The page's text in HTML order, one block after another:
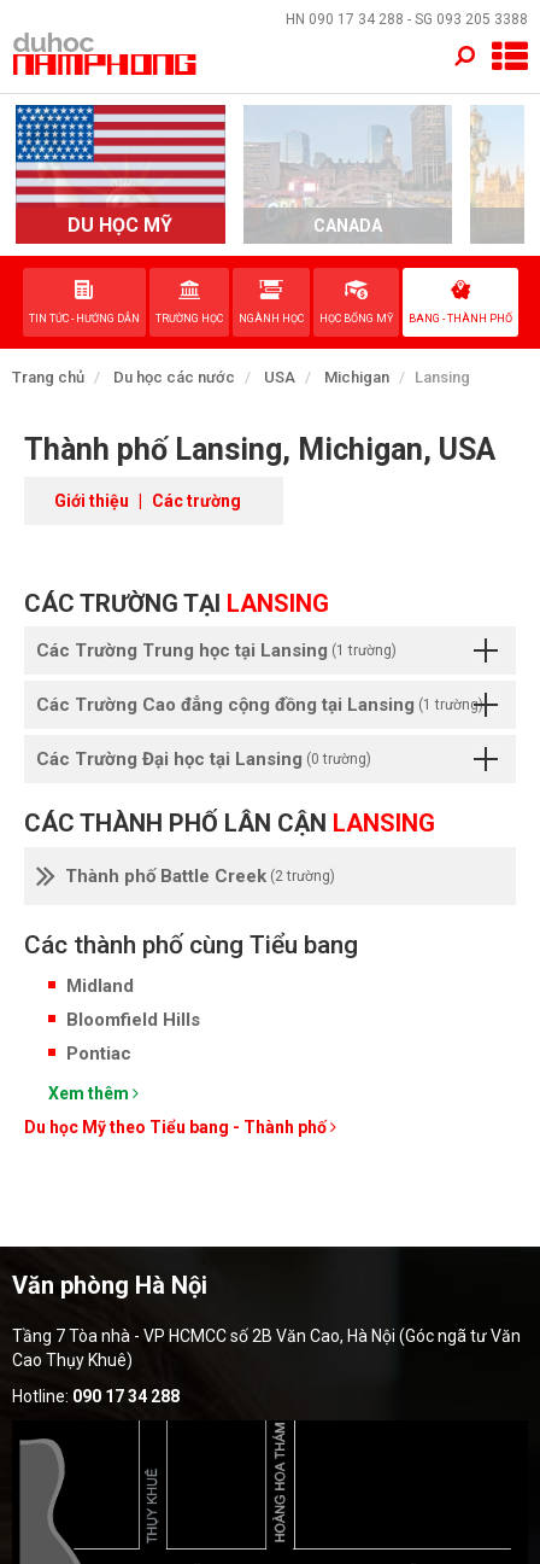
HN 090 17 34 288 - SG 093 205 3388
DU HỌC MỸ CANADA
TIN TỨC - HƯỚNG DẪN TRƯỜNG HỌC NGÀNH HỌC HỌC BỔNG MỸ BANG - THÀNH PHỐ
Trang chủ Du học các nước USA Michigan Lansing
Thành phố Lansing, Michigan, USA
Giới thiệu | Các trường
CÁC TRƯỜNG TẠI LANSING
Các Trường Trung học tại Lansing (1 trường)
Các Trường Cao đẳng cộng đồng tại Lansing (1 trường)
Các Trường Đại học tại Lansing (0 trường)
CÁC THÀNH PHỐ LÂN CẬN LANSING
Thành phố Battle Creek (2 trường)
Các thành phố cùng Tiểu bang
Midland
Bloomfield Hills
Pontiac
Xem thêm
Du học Mỹ theo Tiểu bang - Thành phố
Văn phòng Hà Nội
Tầng 7 Tòa nhà - VP HCMCC số 2B Văn Cao, Hà Nội (Góc ngã tư Văn
Cao Thụy Khuê)
Hotline: 090 17 34 288
×
TRANG CHỦ
QUỐC GIA
EVENTS
DỊCH VỤ
VỀ NAM PHONG